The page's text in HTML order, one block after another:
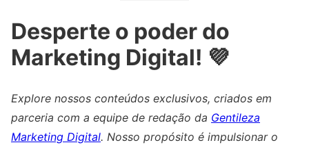
Desperte o poder do
Marketing Digital! 💜
Explore nossos conteúdos exclusivos, criados em
parceria com a equipe de redação da Gentileza
Marketing Digital. Nosso propósito é impulsionar o